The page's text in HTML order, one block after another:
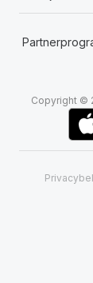
Copyright ©